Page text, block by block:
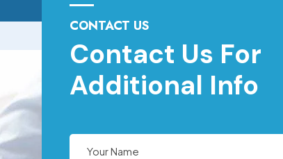
CONTACT US
Contact Us For
Additional Info